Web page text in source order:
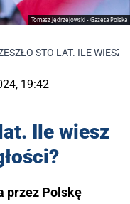
Tomasz Jędrzejowski - Gazeta Polska
STO LAT. ILE WIESZ
19:42
Ile wiesz
przez Polskę